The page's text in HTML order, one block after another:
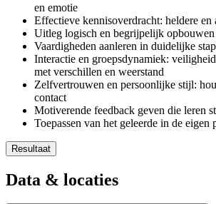
en emotie
Effectieve kennisoverdracht: heldere en
Uitleg logisch en begrijpelijk opbouwen
Vaardigheden aanleren in duidelijke
Interactie en groepsdynamiek:
met verschillen en weerstand
Zelfvertrouwen en persoonlijke stijl:
contact
Motiverende feedback geven die leren
Toepassen van het geleerde in de eigen
Resultaat
Je bouwt uitleg helder, logisch en
Je draagt kennis effectief over en leert
Data & locaties